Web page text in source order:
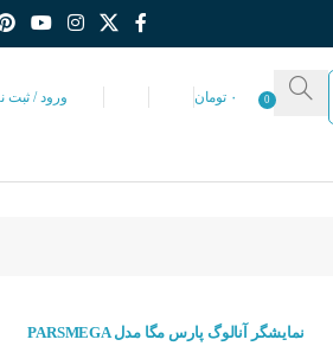
0 ۰ تومان ورود / ثبت
نمایشگر آنالوگ پارس مگا مدل PARSMEGA